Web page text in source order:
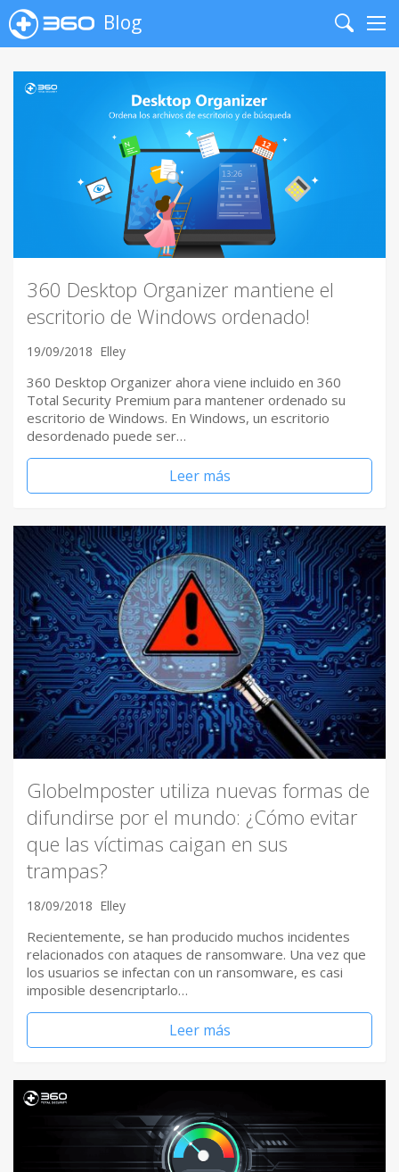
Blog
Search
360 Desktop Organizer mantiene el
escritorio de Windows ordenado!
19/09/2018 Elley
360 Desktop Organizer ahora viene incluido en 360
Total Security Premium para mantener ordenado su
escritorio de Windows. En Windows, un escritorio
desordenado puede ser…
Leer más
GlobeImposter utiliza nuevas formas de
difundirse por el mundo: ¿Cómo evitar
que las víctimas caigan en sus
trampas?
18/09/2018 Elley
Recientemente, se han producido muchos incidentes
relacionados con ataques de ransomware. Una vez que
los usuarios se infectan con un ransomware, es casi
imposible desencriptarlo…
Leer más